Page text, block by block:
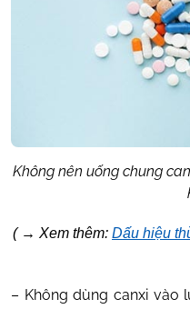
Không nên uống chung
( → Xem thêm: Dấu hiệu
– Không dùng canxi vào